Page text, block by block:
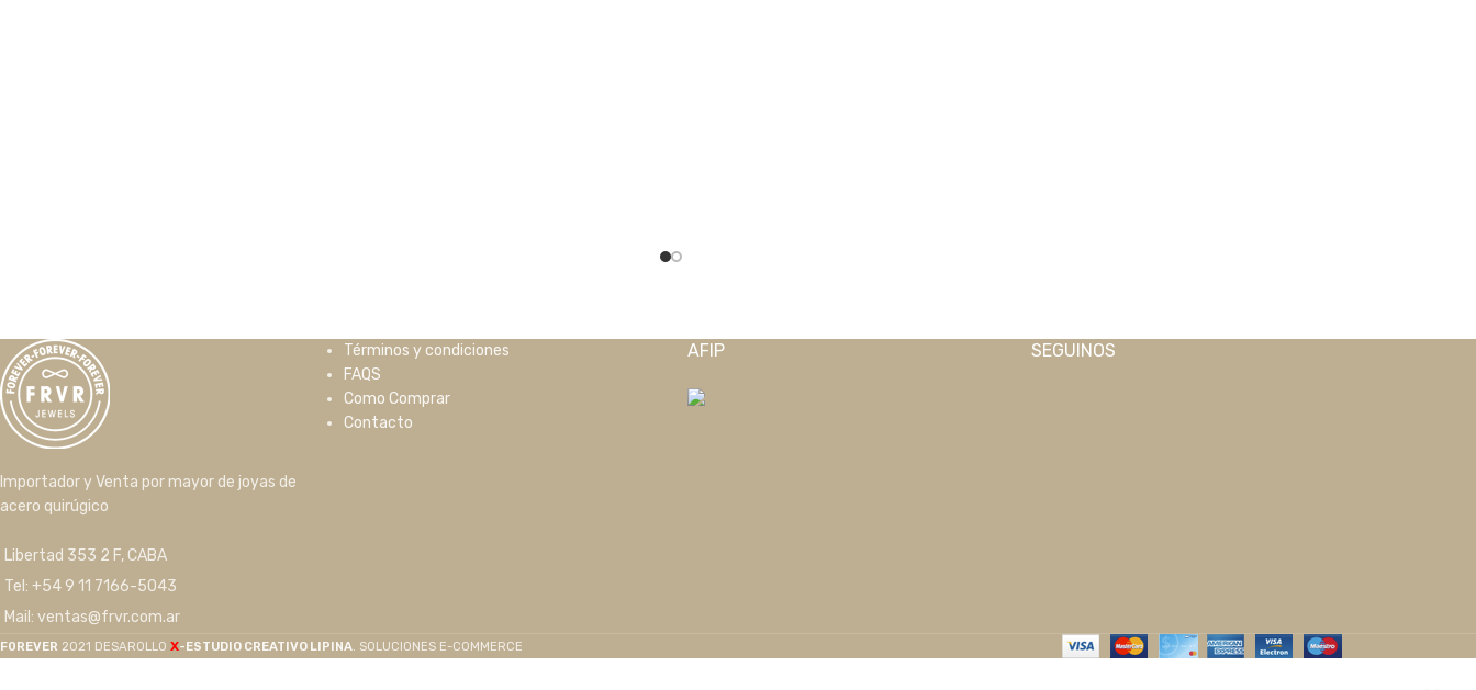
Importador y Venta por mayor de joyas de
acero quirúgico
Libertad 353 2 F, CABA
Tel: +54 9 11 7166-5043
Mail: ventas@frvr.com.ar
Términos y condiciones
FAQS
Como Comprar
Contacto
AFIP SEGUINOS
F0REVER 2021 DESAROLLO X-ESTUDIO CREATIVO LIPINA . SOLUCIONES E-COMMERCE